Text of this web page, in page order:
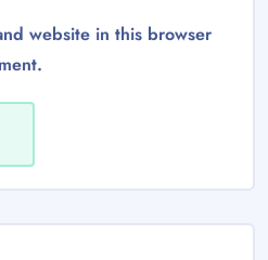
website in this browser